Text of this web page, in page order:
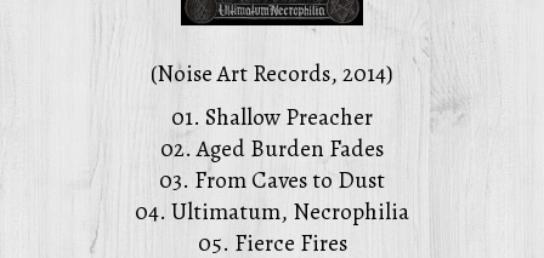
(Noise Art Records, 2014)
01. Shallow Preacher
02. Aged Burden Fades
03. From Caves to Dust
04. Ultimatum, Necrophilia
05. Fierce Fires